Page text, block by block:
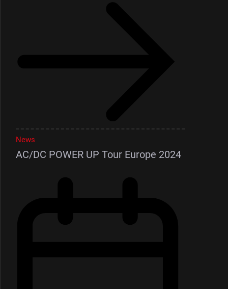
News
AC/DC POWER UP Tour Europe 2024